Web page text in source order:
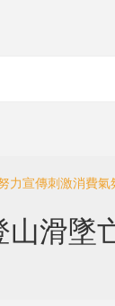
力宣傳刺激消費氣
滑墜